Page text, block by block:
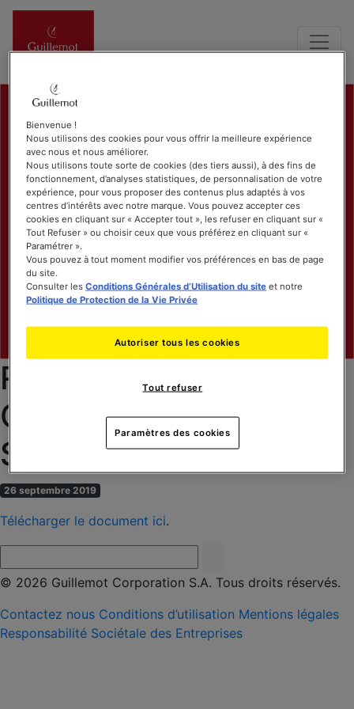
RESULTATS
CONSOLIDES
SEMESTRIELS 2019
26 septembre 2019
Télécharger le document ici.
© 2026 Guillemot Corporation S.A. Tous droits réservés.
Contactez nous Conditions d’utilisation Mentions légales
Responsabilité Sociétale des Entreprises
Bienvenue !
Nous utilisons des cookies pour vous offrir la meilleure expérience
avec nous et nous améliorer.
Nous utilisons toute sorte de cookies (des tiers aussi), à des fins de
fonctionnement, d’analyses statistiques, de personnalisation de votre
expérience, pour vous proposer des contenus plus adaptés à vos
centres d’intérêts avec notre marque. Vous pouvez accepter ces
cookies en cliquant sur « Accepter tout », les refuser en cliquant sur «
Tout Refuser » ou choisir ceux que vous préférez en cliquant sur «
Paramétrer ».
Vous pouvez à tout moment modifier vos préférences en bas de page
du site.
Consulter lesConditions Générales d’Utilisation du site et notre
Politique de Protection de la Vie Privée
Tout refuser
Autoriser tous les cookies
Paramètres des cookies